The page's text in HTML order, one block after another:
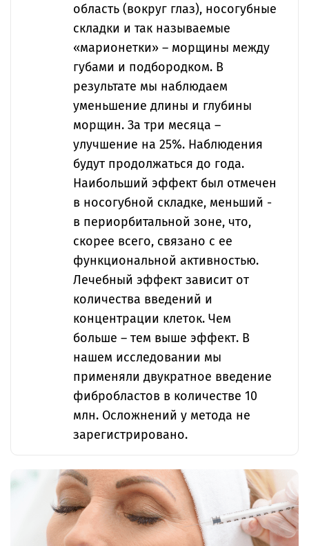
область (вокруг глаз), носогубные
складки и так называемые
«марионетки» – морщины между
губами и подбородком. В
результате мы наблюдаем
уменьшение длины и глубины
морщин. За три месяца –
улучшение на 25%. Наблюдения
будут продолжаться до года.
Наибольший эффект был отмечен
в носогубной складке, меньший -
в периорбитальной зоне, что,
скорее всего, связано с ее
функциональной активностью.
Лечебный эффект зависит от
количества введений и
концентрации клеток. Чем
больше – тем выше эффект. В
нашем исследовании мы
применяли двукратное введение
фибробластов в количестве 10
млн. Осложнений у метода не
зарегистрировано.